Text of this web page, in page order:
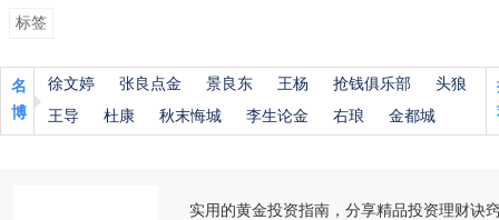
标签
名
博
徐文婷 张良点金 景良东 王杨 抢钱俱乐部
头狼
王导
杜康 秋末悔城 李生论金 右琅 金都城
实用的黄金投资指南，分享精品投资理财诀